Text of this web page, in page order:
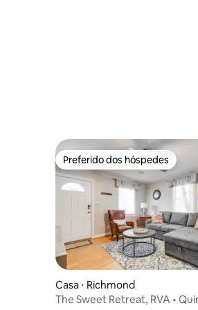
Preferido dos hóspedes
Preferido dos hóspedes
Casa ⋅ Richmond
The Sweet Retreat, RVA •